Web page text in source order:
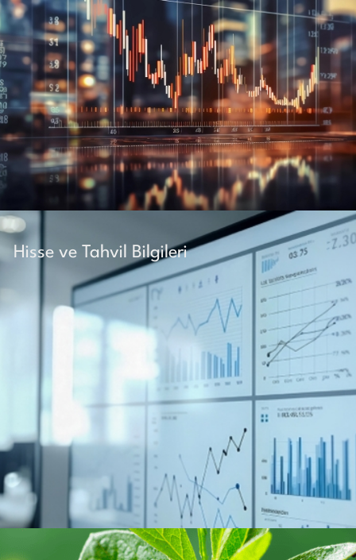
Hisse ve Tahvil Bilgileri